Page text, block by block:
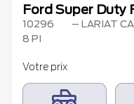
Ford Super Duty
10296
– LARIAT
8 PI
Votre prix